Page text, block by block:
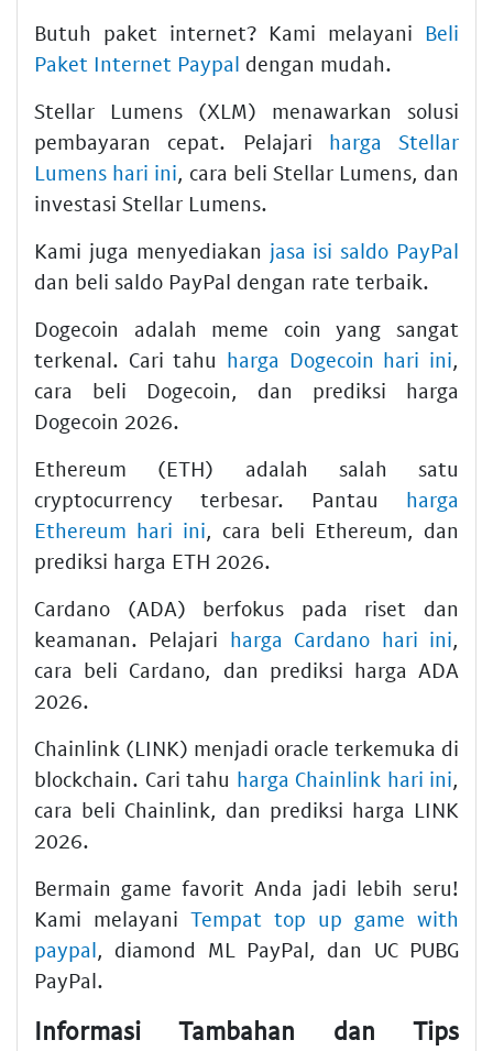
Butuh paket internet? Kami melayani Beli
Paket Internet Paypal dengan mudah.
Stellar Lumens (XLM) menawarkan solusi
pembayaran cepat. Pelajari harga Stellar
Lumens hari ini, cara beli Stellar Lumens, dan
investasi Stellar Lumens.
Kami juga menyediakan jasa isi saldo PayPal
dan beli saldo PayPal dengan rate terbaik.
Dogecoin adalah meme coin yang sangat
terkenal. Cari tahu harga Dogecoin hari ini,
cara beli Dogecoin, dan prediksi harga
Dogecoin 2026.
Ethereum (ETH) adalah salah satu
cryptocurrency terbesar. Pantau harga
Ethereum hari ini, cara beli Ethereum, dan
prediksi harga ETH 2026.
Cardano (ADA) berfokus pada riset dan
keamanan. Pelajari harga Cardano hari ini,
cara beli Cardano, dan prediksi harga ADA
2026.
Chainlink (LINK) menjadi oracle terkemuka di
blockchain. Cari tahu harga Chainlink hari ini,
cara beli Chainlink, dan prediksi harga LINK
2026.
Bermain game favorit Anda jadi lebih seru!
Kami melayani Tempat top up game with
paypal, diamond ML PayPal, dan UC PUBG
PayPal.
Informasi Tambahan dan Tips